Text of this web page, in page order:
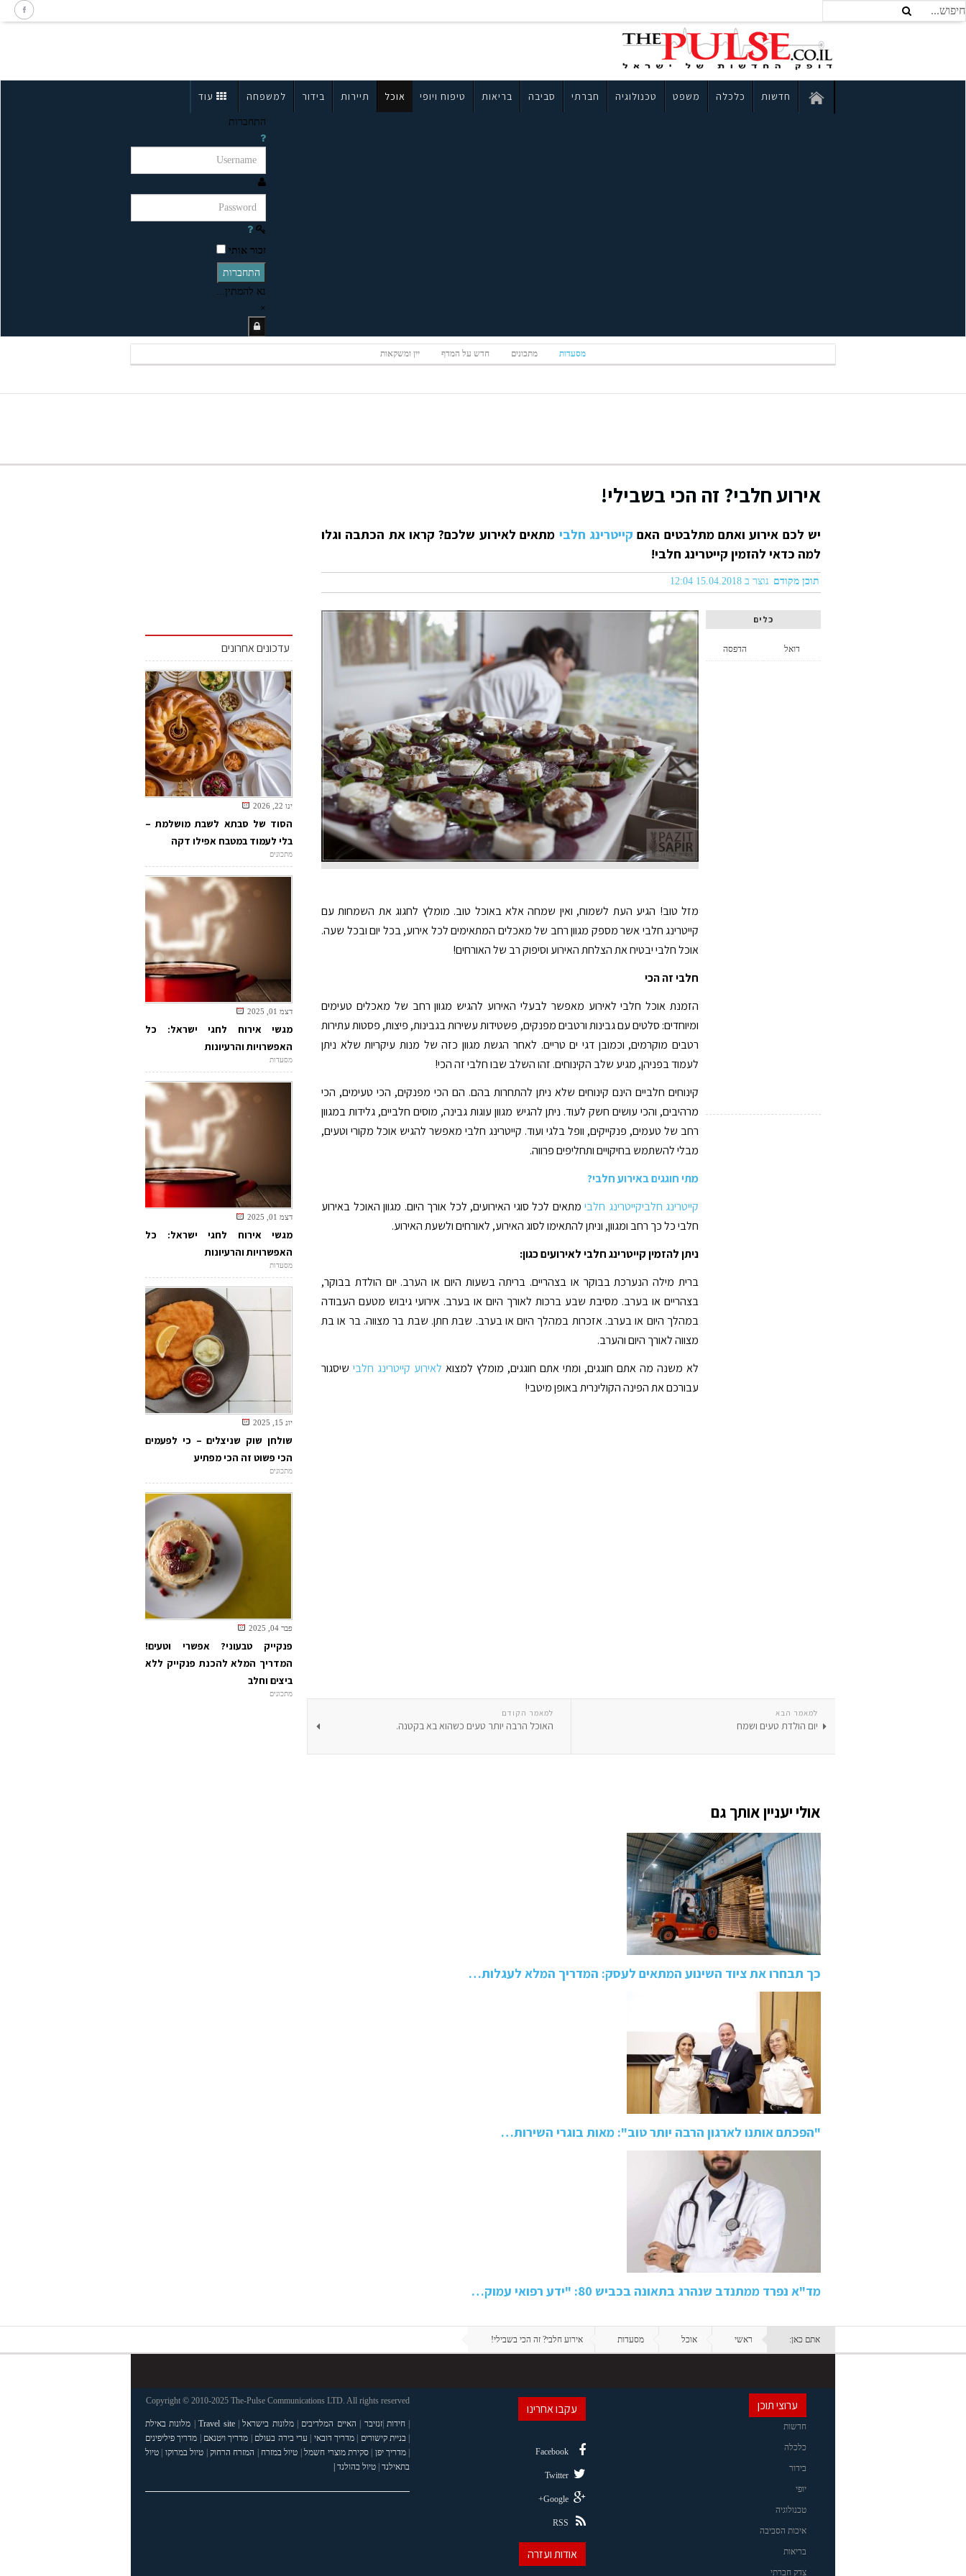
חדשות כלכלה משפט טכנולוגיה חברתי סביבה בריאות טיפוח ויופי אוכל תיירות בידור למשפחה עוד
התחברות
זכור אותי
התחברות
נא להמתין...
×
מסעדות מתכונים חדש על המדף יין ומשקאות
אירוע חלבי? זה הכי בשבילי!
יש לכם אירוע ואתם מתלבטים האםקייטרינג חלבי מתאים לאירוע שלכם? קראו את הכתבה וגלו
למה כדאי להזמין קייטרינג חלבי!
תוכן מקודם נוצר ב 15.04.2018 12:04
כלים
הדפסה דואל
מזל טוב! הגיע העת לשמוח, ואין שמחה אלא באוכל טוב. מומלץ לחגוג את השמחות עם
קייטרינג חלבי אשר מספק מגוון רחב של מאכלים המתאימים לכל אירוע, בכל יום ובכל שעה.
אוכל חלבי יבטיח את הצלחת האירוע וסיפוק רב של האורחים!
חלבי זה הכי
הזמנת אוכל חלבי לאירוע מאפשר לבעלי האירוע להגיש מגוון רחב של מאכלים טעימים
ומיוחדים: סלטים עם גבינות ורטבים מפנקים, פשטידות עשירות בגבינות, פיצות, פסטות עתירות
רטבים מוקרמים, וכמובן דגי ים טריים. לאחר הגשת מגוון כזה של מנות עיקריות שלא ניתן
לעמוד בפניהן, מגיע שלב הקינוחים. זהו השלב שבו חלבי זה הכי!
קינוחים חלביים הינם קינוחים שלא ניתן להתחרות בהם. הם הכי מפנקים, הכי טעימים, הכי
מרהיבים, והכי עושים חשק לעוד. ניתן להגיש מגוון עוגות גבינה, מוסים חלביים, גלידות במגוון
רחב של טעמים, פנקייקים, וופל בלגי ועוד. קייטרינג חלבי מאפשר להגיש אוכל מקורי וטעים,
מבלי להשתמש בחיקויים ותחליפים פרווה.
מתי חוגגים באירוע חלבי?
קייטרינג חלביקייטרינג חלבי מתאים לכל סוגי האירועים, לכל אורך היום. מגוון האוכל באירוע
חלבי כל כך רחב ומגוון, וניתן להתאימו לסוג האירוע, לאורחים ולשעת האירוע.
ניתן להזמין קייטרינג חלבי לאירועים כגון:
ברית מילה הנערכת בבוקר או בצהריים. בריתה בשעות היום או הערב. יום הולדת בבוקר,
בצהריים או בערב. מסיבת שבע ברכות לאורך היום או בערב. אירועי גיבוש מטעם העבודה
במהלך היום או בערב. אזכרות במהלך היום או בערב. שבת חתן. שבת בר מצווה. בר או בת
מצווה לאורך היום והערב.
לא משנה מה אתם חוגגים, ומתי אתם חוגגים, מומלץ למצוא לאירוע קייטרינג חלבי שיסגור
עבורכם את הפינה הקולינרית באופן מיטבי!
למאמר הקודם
האוכל הרבה יותר טעים כשהוא בא בקטנה.
למאמר הבא
יום הולדת טעים ושמח
אולי יעניין אותך גם
כך תבחרו את ציוד השינוע המתאים לעסק: המדריך המלא לעגלות…
"הפכתם אותנו לארגון הרבה יותר טוב": מאות בוגרי השירות…
מד"א נפרד ממתנדב שנהרג בתאונה בכביש 80: "ידע רפואי עמוק…
עדכונים אחרונים
ינו 22, 2026
הסוד של סבתא לשבת מושלמת –
בלי לעמוד במטבח אפילו דקה
מתכונים
דצמ 01, 2025
מגשי אירוח לחגי ישראל: כל
האפשרויות והרעיונות
מסעדות
דצמ 01, 2025
מגשי אירוח לחגי ישראל: כל
האפשרויות והרעיונות
מסעדות
יונ 15, 2025
שולחן שוק שניצלים – כי לפעמים
הכי פשוט זה הכי מפתיע
מתכונים
פבר 04, 2025
פנקייק טבעוני? אפשרי וטעים!
המדריך המלא להכנת פנקייק ללא
ביצים וחלב
מתכונים
אתם כאן: ראשי אוכל מסעדות אירוע חלבי? זה הכי בשבילי!
ערוצי תוכן
חדשות
כלכלה
בידור
יופי
טכנולוגיה
איכות הסביבה
בריאות
צדק חברתי
עקבו אחרינו
Facebook
Twitter
Google+
RSS
אודות ועזרה
Copyright © 2010-2025 The-Pulse Communications LTD. All rights reserved
| חידות |זנזיבר | האיים המלדיבים |מלונות בישראל|
Travel site
| מלונות באילת
| בניית קישורים |מדריך דובאי | ערי בירה בעולם | מדריך ויטנאם | מדריך פיליפינים
| מדריך יפן |סקירת מוצרי חשמל| טיול במזרח | המזרח הרחוק | טיול במרוקו | טיול
בתאילנד| טיול בהולנד |